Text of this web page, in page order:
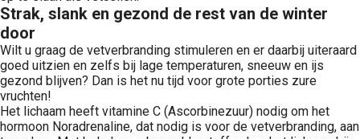
Strak, slank en gezond de rest van de winter
door
Wilt u graag de vetverbranding stimuleren en er daarbij uiteraard
goed uitzien en zelfs bij lage temperaturen, sneeuw en ijs
gezond blijven? Dan is het nu tijd voor grote porties zure
vruchten!
Het lichaam heeft vitamine C (Ascorbinezuur) nodig om het
hormoon Noradrenaline, dat nodig is voor de vetverbranding, aan